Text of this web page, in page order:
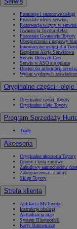
Promocje i sezonowe usługi
Pozostałe oferty serwisu
Rezerwacja wizyty w
Gwarancja Toyota Relax
Pozostałe Gwarancje Toyoty
Ubezpieczenia i naprawy
Innowacyjne usługi dla
Bezpłatne Akcje Serwisowe
Serwis Dobrych Cen
Serwis w ASO się opłaca
Dostęp do informacji
Wykaz wydanych
Oryginalne części i oleje
Oryginalne części Toyoty
Oryginalne oleje Toyoty
Program Sprzedaży
Trade
Akcesoria
Oryginalne akcesoria Toyoty
Opony i koła zimowe
Zabudowy samochodów
Zabezpieczenia i alarmy
Sklep Toyoty
Strefa klienta
Aplikacja MyToyota
Instrukcje obsługi
Aktualizacja map
System Bluetooth®
Karty Ratownicze